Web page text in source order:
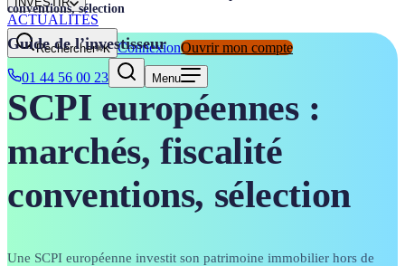
ACTUALITÉS
Rechercher⌘K ConnexionOuvrir mon compte
01 44 56 00 23
Menu
conventions, sélection
Guide de l’investisseur
SCPI européennes :
marchés, fiscalité
conventions, sélection
Une SCPI européenne investit son patrimoine immobilier hors de